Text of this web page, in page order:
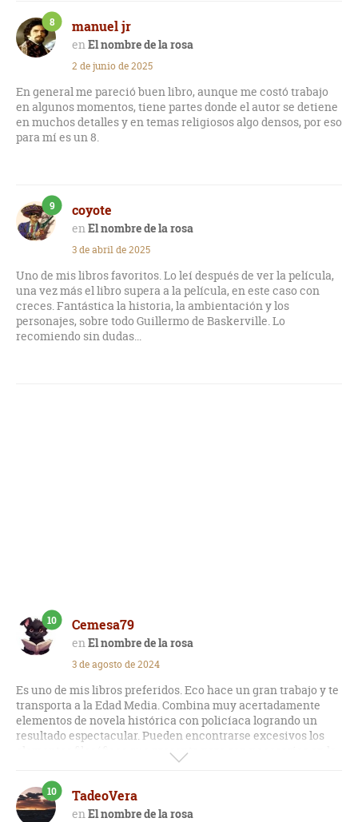
manuel jr
El nombre de la rosa
8
2 de junio de 2025
En general me pareció buen libro, aunque me costó trabajo
en algunos momentos, tiene partes donde el autor se detiene
en muchos detalles y en temas religiosos algo densos, por eso
para mí es un 8.
coyote
El nombre de la rosa
9
3 de abril de 2025
Uno de mis libros favoritos. Lo leí después de ver la película,
una vez más el libro supera a la película, en este caso con
creces. Fantástica la historia, la ambientación y los
personajes, sobre todo Guillermo de Baskerville. Lo
recomiendo sin dudas...
Cemesa79
El nombre de la rosa
10
3 de agosto de 2024
Es uno de mis libros preferidos. Eco hace un gran trabajo y te
transporta a la Edad Media. Combina muy acertadamente
elementos de novela histórica con policíaca logrando un
resultado espectacular. Pueden encontrarse excesivos los
elementos filosóficos que presenta pero son necesarios en la
trama. Los personajes muy bien logrados. Guillermo de
Baskerville es genial.
TadeoVera
El nombre de la rosa
10